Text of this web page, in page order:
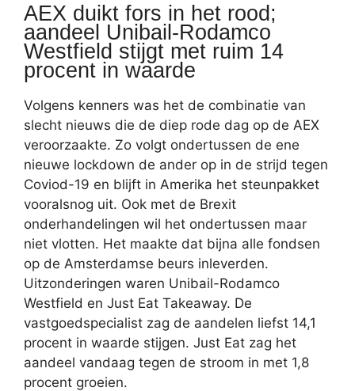
AEX duikt fors in het rood;
aandeel Unibail-Rodamco
Westfield stijgt met ruim 14
procent in waarde
Volgens kenners was het de combinatie van
slecht nieuws die de diep rode dag op de AEX
veroorzaakte. Zo volgt ondertussen de ene
nieuwe lockdown de ander op in de strijd tegen
Coviod-19 en blijft in Amerika het steunpakket
vooralsnog uit. Ook met de Brexit
onderhandelingen wil het ondertussen maar
niet vlotten. Het maakte dat bijna alle fondsen
op de Amsterdamse beurs inleverden.
Uitzonderingen waren Unibail-Rodamco
Westfield en Just Eat Takeaway. De
vastgoedspecialist zag de aandelen liefst 14,1
procent in waarde stijgen. Just Eat zag het
aandeel vandaag tegen de stroom in met 1,8
procent groeien.